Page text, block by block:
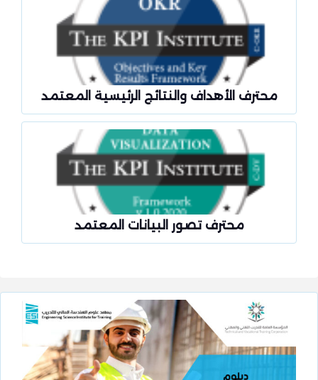
محترف الأهداف والنتائج الرئيسية المعتمد
محترف تصور البيانات المعتمد